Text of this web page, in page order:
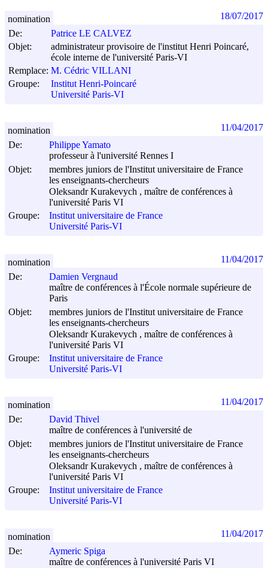
De:
Patrice LE CALVEZ
Objet:
administrateur provisoire de l'institut Henri Poincaré,
école interne de l'université Paris-VI
Remplace: M. Cédric VILLANI
Groupe:
Institut Henri-Poincaré
Université Paris-VI
nomination 18/07/2017
De:
Philippe Yamato
professeur à l'université Rennes I
Objet:
membres juniors de l'Institut universitaire de France
les enseignants-chercheurs
Oleksandr Kurakevych , maître de conférences à
l'université Paris VI
Groupe:
Institut universitaire de France
Université Paris-VI
nomination 11/04/2017
De:
Damien Vergnaud
maître de conférences à l'École normale supérieure de
Paris
Objet:
membres juniors de l'Institut universitaire de France
les enseignants-chercheurs
Oleksandr Kurakevych , maître de conférences à
l'université Paris VI
Groupe:
Institut universitaire de France
Université Paris-VI
nomination 11/04/2017
De:
David Thivel
maître de conférences à l'université de
Objet:
membres juniors de l'Institut universitaire de France
les enseignants-chercheurs
Oleksandr Kurakevych , maître de conférences à
l'université Paris VI
Groupe:
Institut universitaire de France
Université Paris-VI
nomination 11/04/2017
De:
Aymeric Spiga
maître de conférences à l'université Paris VI
nomination 11/04/2017